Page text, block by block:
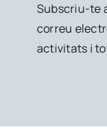
Subscriu-te
correu
activitats i